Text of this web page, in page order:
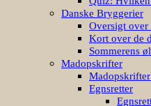
Danske Bryggerier
Oversigt
Kort over de
Sommerens
Madopskrifter
Egnsretter